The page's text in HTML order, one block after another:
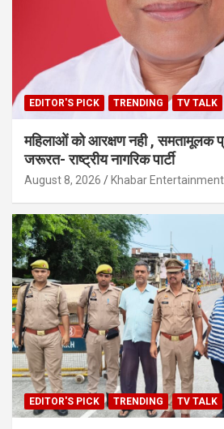
EDITOR'S PICK TRENDING TV TALK
महिलाओं को आरक्षण नही , समतामूलक
जरूरत- राष्ट्रीय नागरिक पार्टी
August 8, 2026 Khabar Entertainment
EDITOR'S PICK TRENDING TV TALK